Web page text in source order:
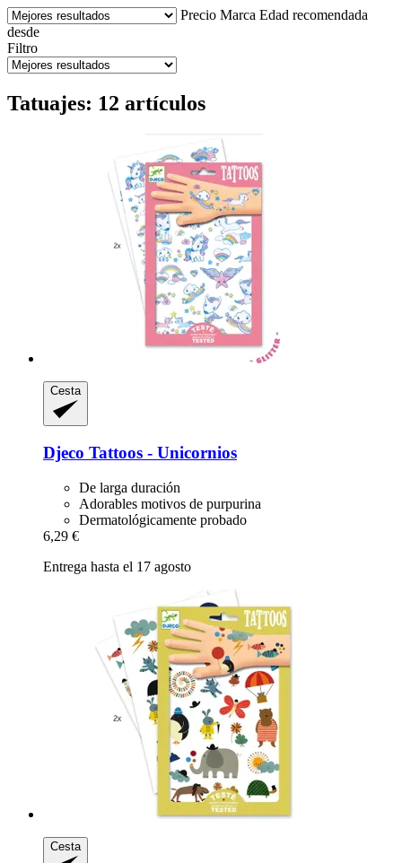
Precio Marca Edad recomendada
desde
Filtro
Tatuajes: 12 artículos
Cesta
Djeco Tattoos -​ Unicornios
De larga duración
Adorables motivos de purpurina
Dermatológicamente probado
6,29 €
Entrega hasta el 17 agosto
Cesta